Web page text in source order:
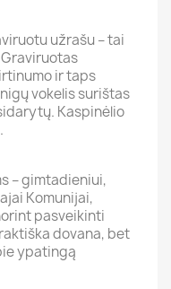
užrašu – tai
ir taps
vokelis surištas
Kaspinėlio
– gimtadieniui,
Komunijai,
pasveikinti
dovana, bet
ypatingą